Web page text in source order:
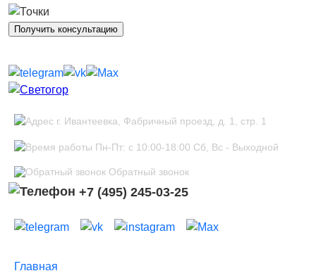
Получить консультацию
г. Ивантеевка, Фабричный проезд, д. 1, стр. 1
Пн-Пт: с 10:00-18:00 Сб, Вс - Выходной
Обратный звонок
+7 (495) 245-03-25
Главная